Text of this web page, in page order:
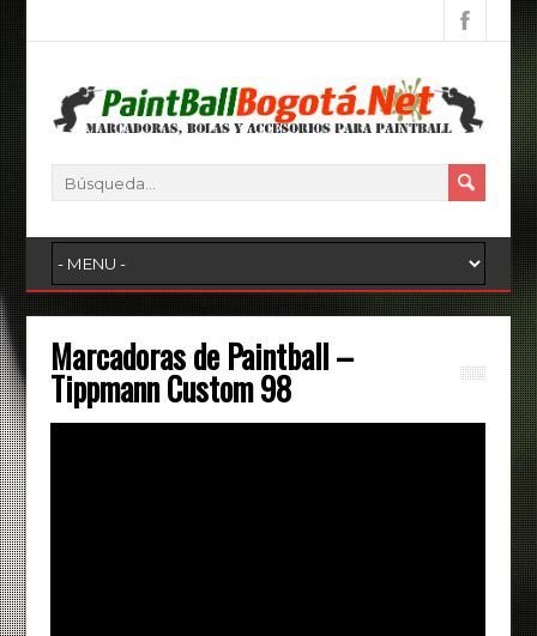
Marcadoras de Paintball –
Tippmann Custom 98